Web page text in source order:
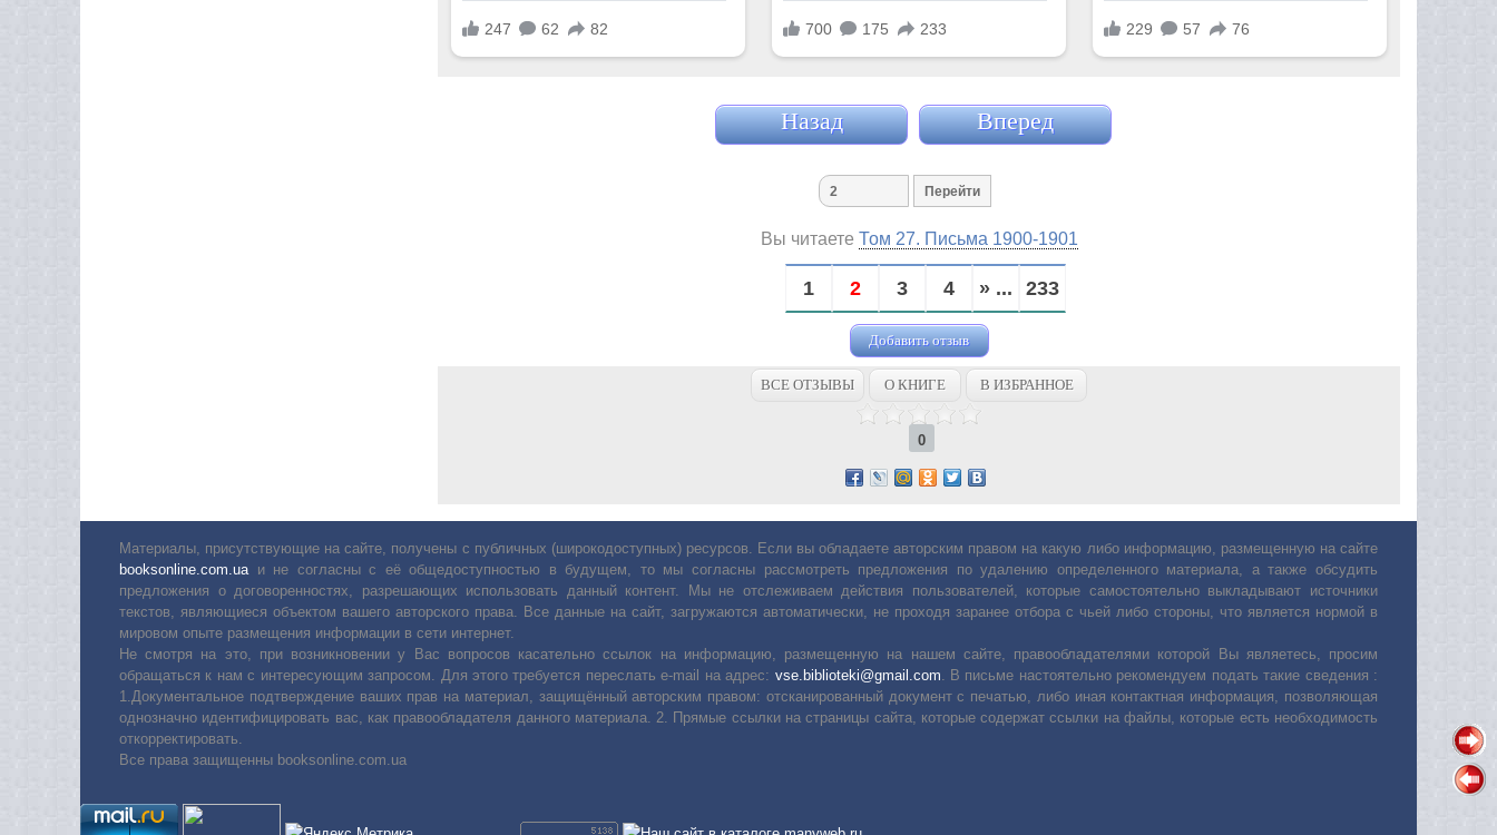
Назад Вперед
Вы читаете Том 27. Письма 1900-1901
1 2 3 4 » ... 233
Добавить отзыв
ВСЕ ОТЗЫВЫ О КНИГЕ В ИЗБРАННОЕ
0
Материалы, присутствующие на сайте, получены с публичных (широкодоступных) ресурсов. Если вы обладаете авторским правом на какую либо информацию, размещенную на сайте
booksonline.com.uaи не согласны с её общедоступностью в будущем, то мы согласны рассмотреть предложения по удалению определенного материала, а также обсудить
предложения о договоренностях, разрешающих использовать данный контент. Мы не отслеживаем действия пользователей, которые самостоятельно выкладывают источники
текстов, являющиеся объектом вашего авторского права. Все данные на сайт, загружаются автоматически, не проходя заранее отбора с чьей либо стороны, что является нормой в
мировом опыте размещения информации в сети интернет.
Не смотря на это, при возникновении у Вас вопросов касательно ссылок на информацию, размещенную на нашем сайте, правообладателями которой Вы являетесь, просим
обращаться к нам с интересующим запросом. Для этого требуется переслать е-mail на адрес: vse.biblioteki@gmail.com. В письме настоятельно рекомендуем подать такие сведения :
1.Документальное подтверждение ваших прав на материал, защищённый авторским правом: отсканированный документ с печатью, либо иная контактная информация, позволяющая
однозначно идентифицировать вас, как правообладателя данного материала. 2. Прямые ссылки на страницы сайта, которые содержат ссылки на файлы, которые есть необходимость
откорректировать.
Все права защищенны booksonline.com.ua